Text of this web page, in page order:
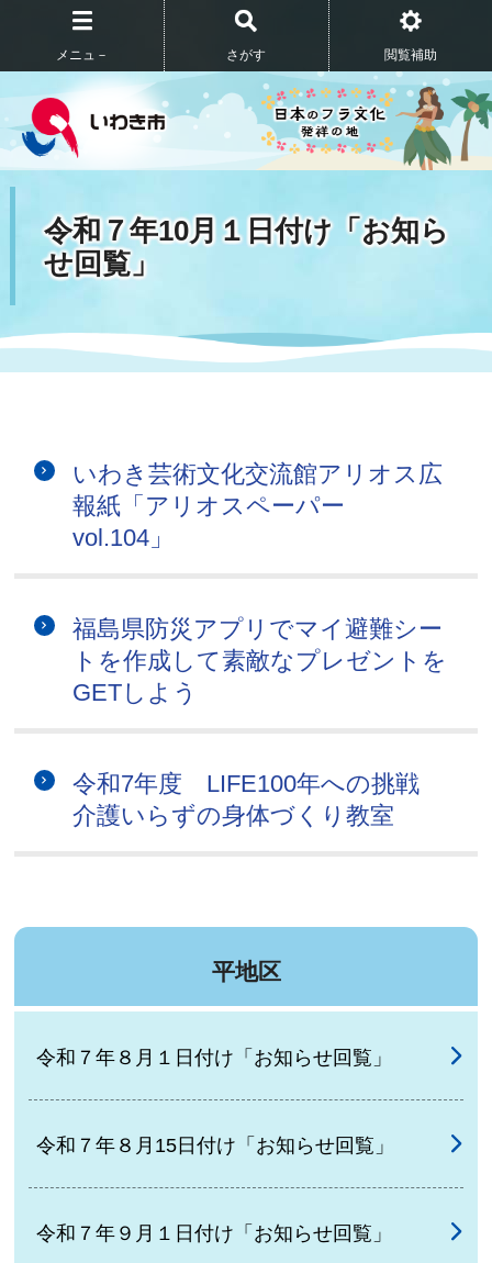
メニュ－ さがす 閲覧補助
令和７年10月１日付け「お知ら
せ回覧」
いわき芸術文化交流館アリオス広
報紙「アリオスペーパー
vol.104」
福島県防災アプリでマイ避難シー
トを作成して素敵なプレゼントを
GETしよう
令和7年度 LIFE100年への挑戦
介護いらずの身体づくり教室
平地区
令和７年８月１日付け「お知らせ回覧」
令和７年８月15日付け「お知らせ回覧」
令和７年９月１日付け「お知らせ回覧」